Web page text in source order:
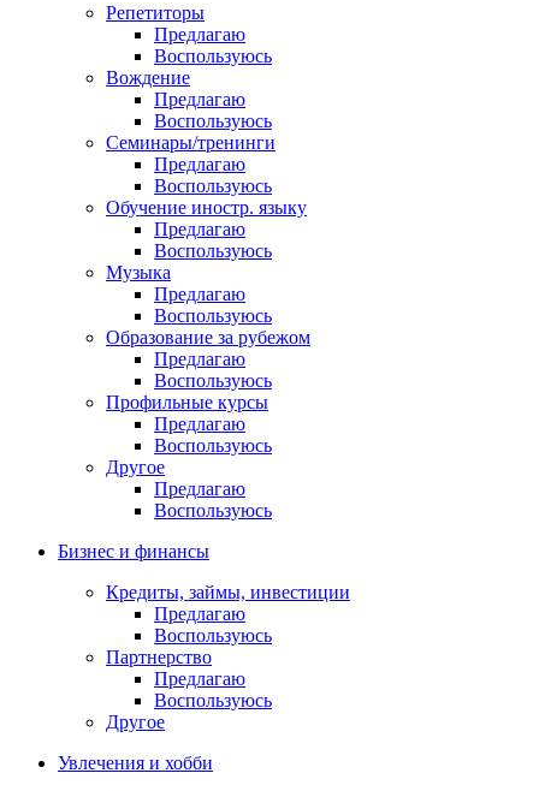
Репетиторы
Предлагаю
Воспользуюсь
Вождение
Предлагаю
Воспользуюсь
Семинары/тренинги
Предлагаю
Воспользуюсь
Обучение иностр. языку
Предлагаю
Воспользуюсь
Музыка
Предлагаю
Воспользуюсь
Образование за рубежом
Предлагаю
Воспользуюсь
Профильные курсы
Предлагаю
Воспользуюсь
Другое
Предлагаю
Воспользуюсь
Бизнес и финансы
Кредиты, займы, инвестиции
Предлагаю
Воспользуюсь
Партнерство
Предлагаю
Воспользуюсь
Другое
Увлечения и хобби